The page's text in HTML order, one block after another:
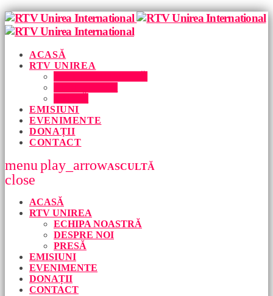
ACASĂ
RTV UNIREA
EMISIUNI
EVENIMENTE
DONAȚII
CONTACT
menuplay_arrowASCULTĂ
close
ACASĂ
RTV UNIREA
ECHIPA NOASTRĂ
DESPRE NOI
PRESĂ
EMISIUNI
EVENIMENTE
DONAȚII
CONTACT